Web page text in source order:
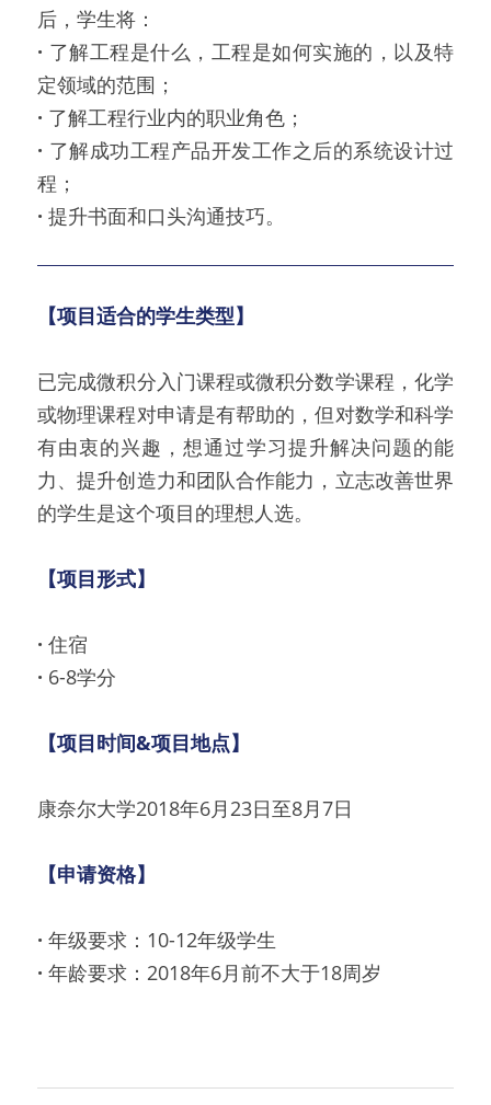
后，学生将：
· 了解工程是什么，工程是如何实施的，以及特
定领域的范围；
· 了解工程行业内的职业角色；
· 了解成功工程产品开发工作之后的系统设计过
程；
· 提升书面和口头沟通技巧。
【项目适合的学生类型】
已完成微积分入门课程或微积分数学课程，化学
或物理课程对申请是有帮助的，但对数学和科学
有由衷的兴趣，想通过学习提升解决问题的能
力、提升创造力和团队合作能力，立志改善世界
的学生是这个项目的理想人选。
【项目形式】
· 住宿
· 6-8学分
【项目时间&项目地点】
康奈尔大学2018年6月23日至8月7日
【申请资格】
· 年级要求：10-12年级学生
· 年龄要求：2018年6月前不大于18周岁